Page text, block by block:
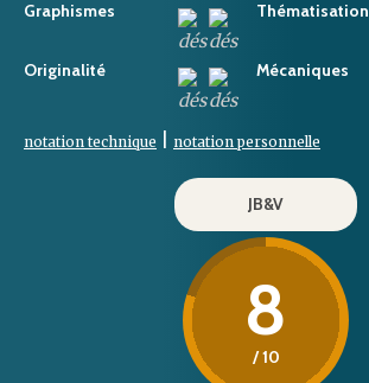
Graphismes Thématisation
Originalité Mécaniques
notation technique notation personnelle
JB&V
8
/ 10